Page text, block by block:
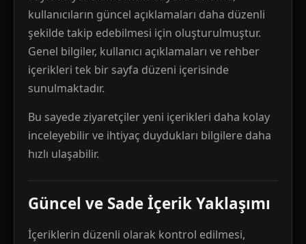
kullanıcıların güncel açıklamaları daha düzenli
şekilde takip edebilmesi için oluşturulmuştur.
Genel bilgiler, kullanıcı açıklamaları ve rehber
içerikleri tek bir sayfa düzeni içerisinde
sunulmaktadır.
Bu sayede ziyaretçiler yeni içerikleri daha kolay
inceleyebilir ve ihtiyaç duydukları bilgilere daha
hızlı ulaşabilir.
Güncel ve Sade İçerik Yaklaşımı
İçeriklerin düzenli olarak kontrol edilmesi,